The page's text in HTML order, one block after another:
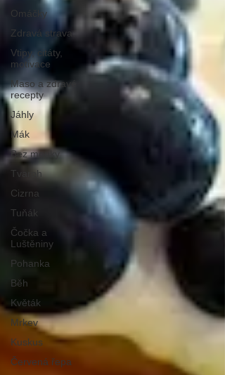
Omáčky
Zdravá strava
Vtipy, citáty,
motivace
Maso a zdravé
recepty
Jáhly
Mák
Bez mouky
Tvaroh
Cizrna
Tuňák
Čočka a
Luštěniny
Pohanka
Běh
Květák
Mrkev
Kuskus
Červená řepa